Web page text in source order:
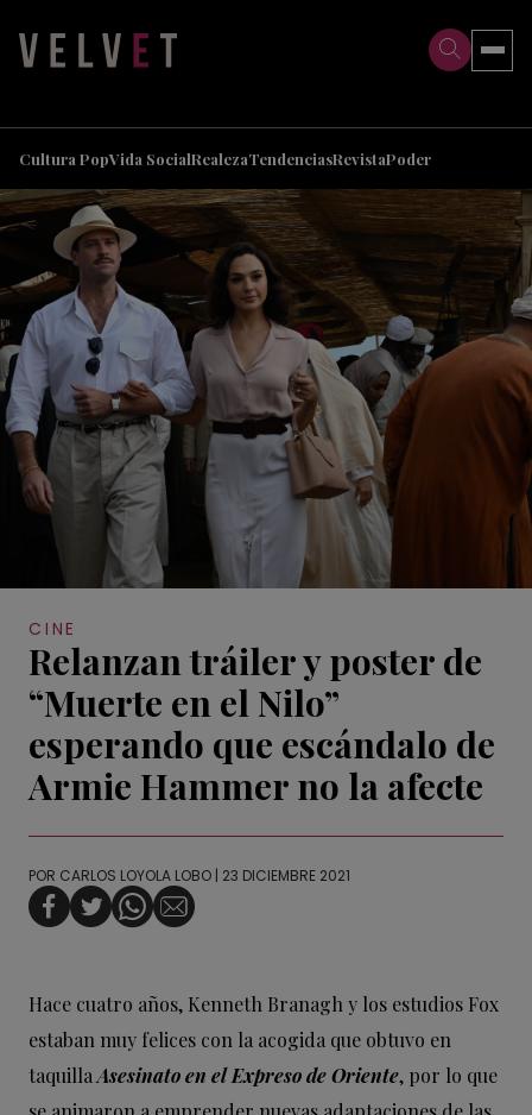
Cultura PopVida SocialRealezaTendenciasRevistaPoder
CINE
Relanzan tráiler y poster de
“Muerte en el Nilo”
esperando que escándalo de
Armie Hammer no la afecte
POR CARLOS LOYOLA LOBO | 23 DICIEMBRE 2021
Hace cuatro años, Kenneth Branagh y los estudios Fox
estaban muy felices con la acogida que obtuvo en
taquilla Asesinato en el Expreso de Oriente, por lo que